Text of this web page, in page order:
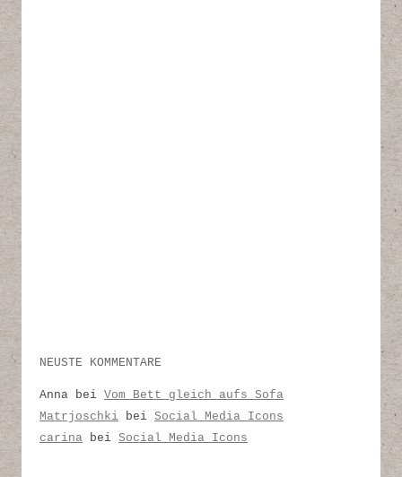
NEUSTE KOMMENTARE
Anna bei Vom Bett gleich aufs Sofa
Matrjoschki bei Social Media Icons
carina bei Social Media Icons